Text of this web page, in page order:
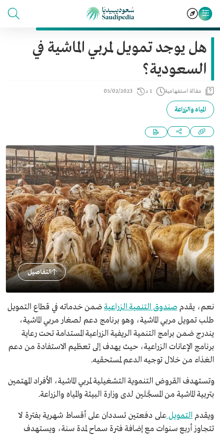
هل يوجد تمويل لمربي الماشية في
السعودية؟
مقالة استفهامية 1 د 05/02/2023
المياه والزراعة
التفاصيل
نعم، يقدم صندوق التنمية الزراعيةضمن خدماته في قطاع التمويل
طلب تمويل مربي الماشية، وهو برنامج دعم لصغار مربي الماشية،
يندرج ضمن برامج التنمية الريفية الزراعية المستدامة تحت رعاية
برنامج الإعانات الزراعية، حيث يهدف إلى تعظيم الاستفادة من دعم
الغذاء من خلال توجيه الدعم لمستحقيه.
وتستهدف القروض التنموية التشغيلية لمربي الماشية، الأفراد المهتمين
بتربية الماشية من المسجَّلين لدى وزارة البيئة والمياه والزراعة.
ويقدم التمويلعلى دفعتين تسددان على أقساط شهرية بفترة لا
تتجاوز أربع سنوات مع إضافة فترة سماح لمدة سنة، ويستهدف